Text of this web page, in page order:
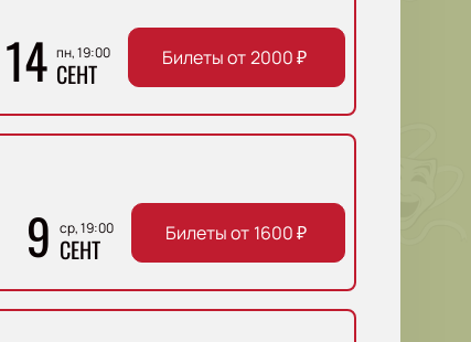
14 пн, 19:00
СЕНТ Билеты от 2000₽
9 ср, 19:00
СЕНТ Билеты от 1600₽